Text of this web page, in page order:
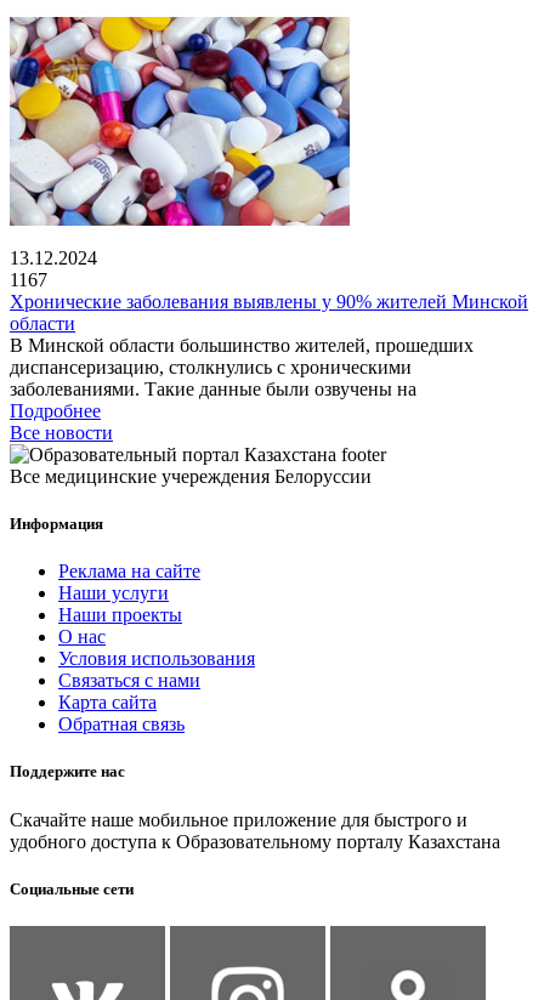
13.12.2024
1167
Хронические заболевания выявлены у 90% жителей Минской
области
В Минской области большинство жителей, прошедших
диспансеризацию, столкнулись с хроническими
заболеваниями. Такие данные были озвучены на
Подробнее
Все новости
Все медицинские учереждения Белоруссии
Информация
Реклама на сайте
Наши услуги
Наши проекты
О нас
Условия использования
Связаться с нами
Карта сайта
Обратная связь
Поддержите нас
Скачайте наше мобильное приложение для быстрого и
удобного доступа к Образовательному порталу Казахстана
Социальные сети